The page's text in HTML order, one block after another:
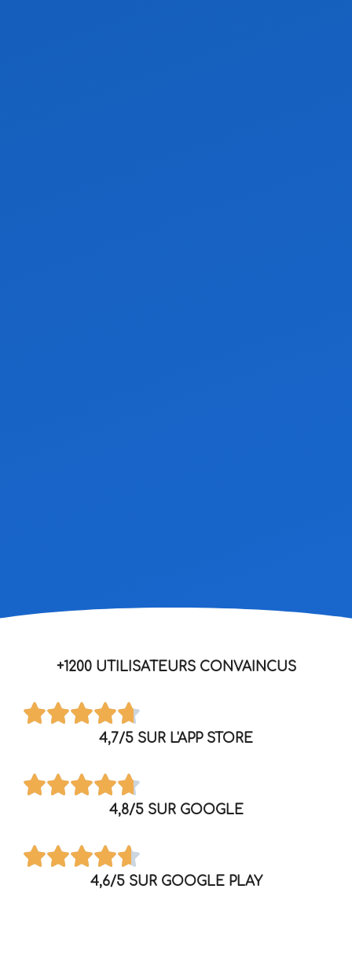
+1200 UTILISATEURS CONVAINCUS
4,7/5 SUR L'APP STORE
4,8/5 SUR GOOGLE
4,6/5 SUR GOOGLE PLAY